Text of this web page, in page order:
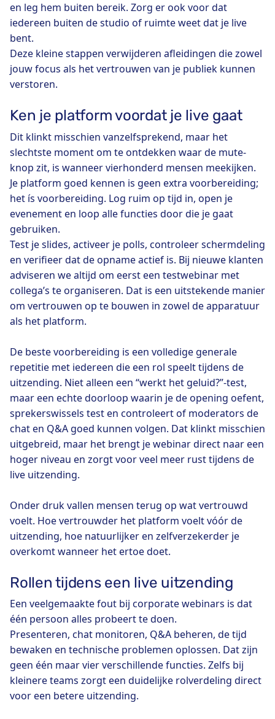
en leg hem buiten bereik. Zorg er ook voor dat
iedereen buiten de studio of ruimte weet dat je live
bent.
Deze kleine stappen verwijderen afleidingen die zowel
jouw focus als het vertrouwen van je publiek kunnen
verstoren.
Ken je platform voordat je live gaat
Dit klinkt misschien vanzelfsprekend, maar het
slechtste moment om te ontdekken waar de mute-
knop zit, is wanneer vierhonderd mensen meekijken.
Je platform goed kennen is geen extra voorbereiding;
het ís voorbereiding. Log ruim op tijd in, open je
evenement en loop alle functies door die je gaat
gebruiken.
Test je slides, activeer je polls, controleer schermdeling
en verifieer dat de opname actief is. Bij nieuwe klanten
adviseren we altijd om eerst een testwebinar met
collega’s te organiseren. Dat is een uitstekende manier
om vertrouwen op te bouwen in zowel de apparatuur
als het platform.
De beste voorbereiding is een volledige generale
repetitie met iedereen die een rol speelt tijdens de
uitzending. Niet alleen een “werkt het geluid?”-test,
maar een echte doorloop waarin je de opening oefent,
sprekerswissels test en controleert of moderators de
chat en Q&A goed kunnen volgen. Dat klinkt misschien
uitgebreid, maar het brengt je webinar direct naar een
hoger niveau en zorgt voor veel meer rust tijdens de
live uitzending.
Onder druk vallen mensen terug op wat vertrouwd
voelt. Hoe vertrouwder het platform voelt vóór de
uitzending, hoe natuurlijker en zelfverzekerder je
overkomt wanneer het ertoe doet.
Rollen tijdens een live uitzending
Een veelgemaakte fout bij corporate webinars is dat
één persoon alles probeert te doen.
Presenteren, chat monitoren, Q&A beheren, de tijd
bewaken en technische problemen oplossen. Dat zijn
geen één maar vier verschillende functies. Zelfs bij
kleinere teams zorgt een duidelijke rolverdeling direct
voor een betere uitzending.